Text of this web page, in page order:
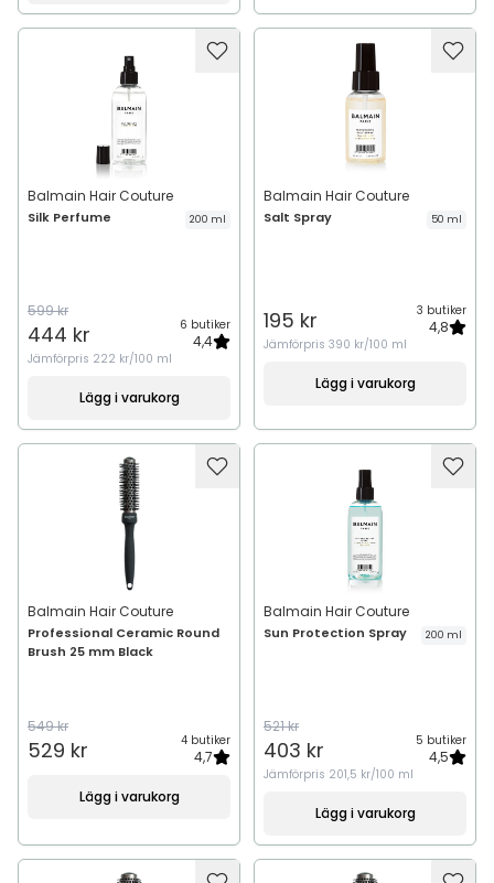
Balmain Hair Couture
Silk Perfume 200 ml
599 kr
444 kr 6 butiker
4,4
Jämförpris 222 kr/100 ml
Lägg i varukorg
Balmain Hair Couture
Salt Spray 50 ml
195 kr 3 butiker
4,8
Jämförpris 390 kr/100 ml
Lägg i varukorg
Balmain Hair Couture
Professional Ceramic Round
Brush 25 mm Black
549 kr
529 kr 4 butiker
4,7
Lägg i varukorg
Balmain Hair Couture
Sun Protection Spray 200 ml
521 kr
403 kr 5 butiker
4,5
Jämförpris 201,5 kr/100 ml
Lägg i varukorg